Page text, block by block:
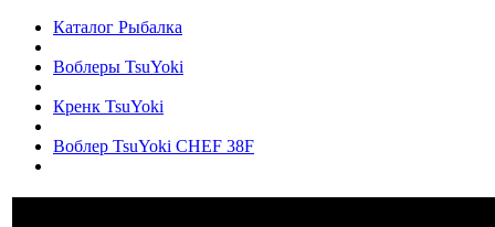
Каталог Рыбалка
Воблеры TsuYoki
Кренк TsuYoki
Воблер TsuYoki CHEF 38F